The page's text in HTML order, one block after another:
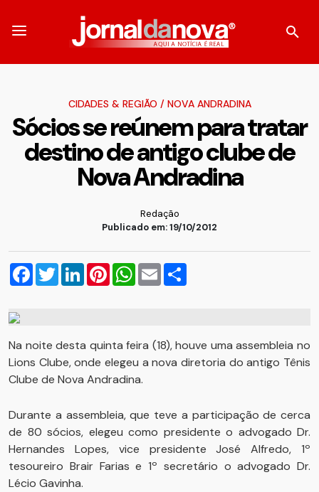
CIDADES & REGIÃO / NOVA ANDRADINA
Sócios se reúnem para tratar
destino de antigo clube de
Nova Andradina
Redação
Publicado em: 19/10/2012
Facebook
TwitterLinkedInPinterestWhatsApp
Email
Na noite desta quinta feira (18), houve uma assembleia no
Lions Clube, onde elegeu a nova diretoria do antigo Tênis
Clube de Nova Andradina.
Durante a assembleia, que teve a participação de cerca
de 80 sócios, elegeu como presidente o advogado Dr.
Hernandes Lopes, vice presidente José Alfredo, 1º
tesoureiro Brair Farias e 1º secretário o advogado Dr.
Lécio Gavinha.